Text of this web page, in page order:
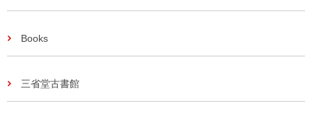
Books
三省堂古書館